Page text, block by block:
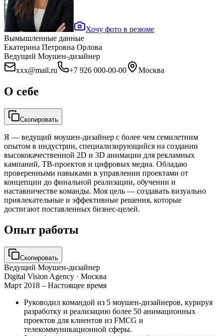
Хочу фото в резюме
Вымышленные данные
Екатерина Петровна Орлова
Ведущий Моушен-дизайнер
xxx@mail.ru
+7 926 000-00-00 Москва
О себе
Скопировать
Я — ведущий моушен-дизайнер с более чем семилетним
опытом в индустрии, специализирующийся на создании
высококачественной 2D и 3D анимации для рекламных
кампаний, ТВ-проектов и цифровых медиа. Обладаю
проверенными навыками в управлении проектами от
концепции до финальной реализации, обучении и
наставничестве команды. Моя цель — создавать визуально
привлекательные и эффективные решения, которые
достигают поставленных бизнес-целей.
Опыт работы
Скопировать
Ведущий Моушен-дизайнер
Digital Vision Agency · Москва
Март 2018 – Настоящее время
Руководил командой из 5 моушен-дизайнеров, курируя
разработку и реализацию более 50 анимационных
проектов для клиентов из FMCG и
телекоммуникационной сферы.